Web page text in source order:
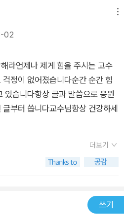
를 들어 설명한다. 의자를 구성하
은 바퀴 같은 것을 따로 떼어 내
자를 구성하는 여러 부품을 조립
성질을 우선 가지고 있어야 한다.
질을 가질 때에 의자라고 부를 수
각의 부품들이 합쳐져 의자라는 성
다. 즉, 의자는 인연에 의해 잠시 부
지고 보면 실체가 없다는 것이다.
서만 드러난다. 그래서 세상은 본래
관계를 통해서만 존재가 드러나
에 가면 고객이 되고, 아버지 앞에
아버지가 되는 '나' 란 존재를 어느
줄 아느냐, 네가 부처다!p36 <반
지녀야 할지, 나의 경은 무엇인
해야 합니다.결국 경전이란 자기
배움을 축적하고 지식을 습득한다
p42 알고 싶어 하는 욕망이 있는
깝습니다. 삶 속에서 각자의 나 자
의 신이요 붓다임을 알아야 한다
미일 것입니다.앎은 분명 아는 것
넘어가려는 몸부림입니다. 그 지적
자이고, 건너갈 수 있는 사람입
한 습관부터 꾸준히 하는 훈련을
수 있는 작은 루틴이죠!결과보단 과
02
라언제나 제게 힘을 주시는 교수
정이 없어졌습니다순간 순간 힘
있습니다항상 글과 말씀으로 응원
부터 씁니다교수님항상 건강하세
더보기
쓰기